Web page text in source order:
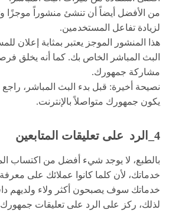
من الأفضل أيضاً أن تنشئ منشوراً موجزًا
لزيادة تفاعل المستخدمين.
هذا المنشور الموجز يعتبر بمثابة إعلان
البث المباشر الخاص بك. كما أنه يخلق
مشاركة جمهورك.
نصيحة أخيرة: قبل بدء البث المباشر،
يكون جمهورك متواصلاً بالإنترنت.
4_الرد على تعليقات المتابعين
بالطبع، لا يوجد شيء أفضل من اكتساب
خدماتك، لأن كلما كانوا عملائك على
خدماتك سوف يصبحون أكثر ولاء ولديهم
لذلك، ركز على الرد على تعليقات